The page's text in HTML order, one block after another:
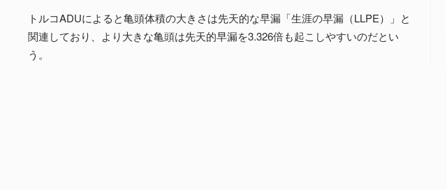
トルコADUによると亀頭体積の大きさは先天的な早漏「生涯の早漏（LLPE）」と
関連しており、より大きな亀頭は先天的早漏を3.326倍も起こしやすいのだとい
う。